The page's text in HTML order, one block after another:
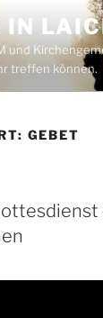
IN
und
treffen können.
GEBET